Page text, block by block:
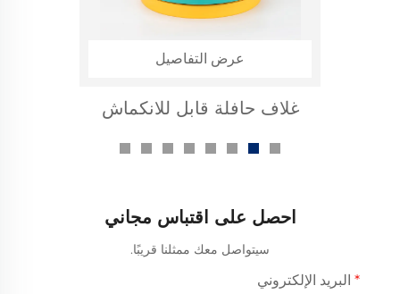
عرض التفاصيل
غلاف حافلة قابل للانكماش
احصل على اقتباس مجاني
سيتواصل معك ممثلنا قريبًا.
البريد الإلكتروني